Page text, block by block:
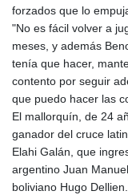
forzados que lo
"No es fácil volver a
meses, y además
tenía que hacer,
contento por seguir
que puedo hacer las
El mallorquín, de 24
ganador del cruce
Elahi Galán, que
argentino Juan
boliviano Hugo Dellien.